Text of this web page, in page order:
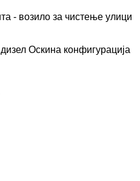
- возило за чистење улици
дизел Оскина конфигурација